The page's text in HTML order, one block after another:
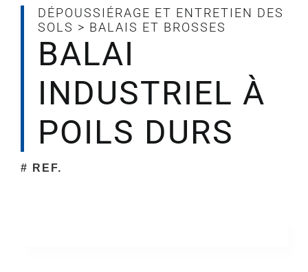
Documentations
Société
DÉPOUSSIÉRAGE ET ENTRETIEN DES
SOLS > BALAIS ET BROSSES
BALAI
INDUSTRIEL À
POILS DURS
# REF.